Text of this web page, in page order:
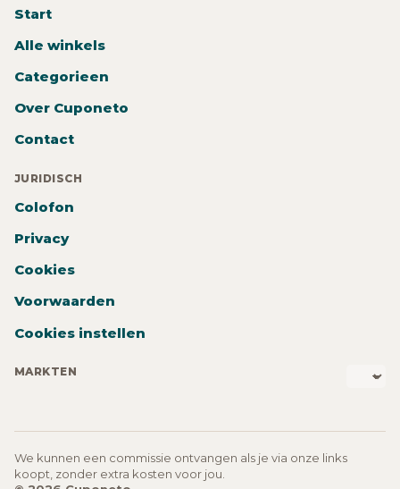
Start
Alle winkels
Categorieen
Over Cuponeto
Contact
JURIDISCH
Colofon
Privacy
Cookies
Voorwaarden
Cookies instellen
MARKTEN
We kunnen een commissie ontvangen als je via onze links
koopt, zonder extra kosten voor jou.